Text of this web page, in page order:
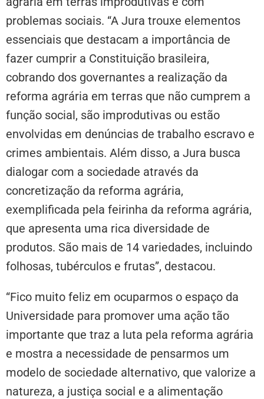
problemas sociais. “A Jura trouxe elementos
essenciais que destacam a importância de
fazer cumprir a Constituição brasileira,
cobrando dos governantes a realização da
reforma agrária em terras que não cumprem a
função social, são improdutivas ou estão
envolvidas em denúncias de trabalho escravo e
crimes ambientais. Além disso, a Jura busca
dialogar com a sociedade através da
concretização da reforma agrária,
exemplificada pela feirinha da reforma agrária,
que apresenta uma rica diversidade de
produtos. São mais de 14 variedades, incluindo
folhosas, tubérculos e frutas”, destacou.
“Fico muito feliz em ocuparmos o espaço da
Universidade para promover uma ação tão
importante que traz a luta pela reforma agrária
e mostra a necessidade de pensarmos um
modelo de sociedade alternativo, que valorize a
natureza, a justiça social e a alimentação